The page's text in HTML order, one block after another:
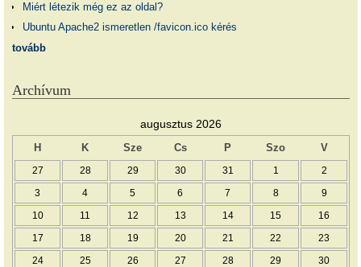
Miért létezik még ez az oldal?
Ubuntu Apache2 ismeretlen /favicon.ico kérés
tovább
Archívum
augusztus 2026
H K Sze Cs P Szo V
27 28 29 30 31 1 2
3 4 5 6 7 8 9
10 11 12 13 14 15 16
17 18 19 20 21 22 23
24 25 26 27 28 29 30